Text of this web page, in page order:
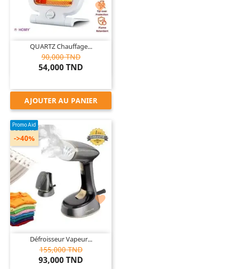

QUARTZ Chauffage...
90,000 TND
54,000 TND
AJOUTER AU PANIER

Promo Aid
Défroisseur Vapeur...
155,000 TND
93,000 TND
->40%